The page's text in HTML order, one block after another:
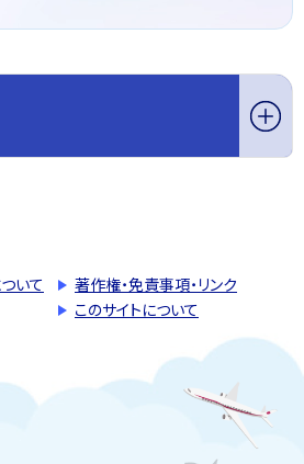
いて
著作権・免責事項・リンク
このサイトについて